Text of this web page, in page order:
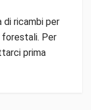
di ricambi per
forestali. Per
prima